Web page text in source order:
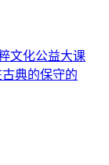
文化公益大课
典的保守的